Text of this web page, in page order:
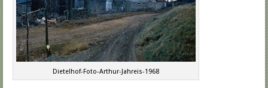
Dietelhof-Foto-Arthur-Jahreis-1968